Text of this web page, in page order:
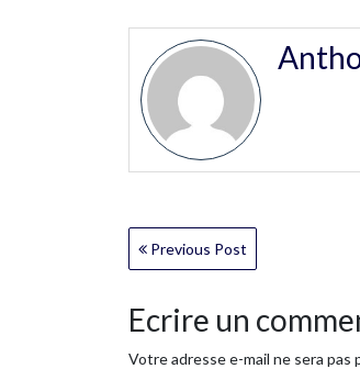
Navigation
l’article
Previous Post
Ecrire un
Votre adresse e-mail ne sera pas